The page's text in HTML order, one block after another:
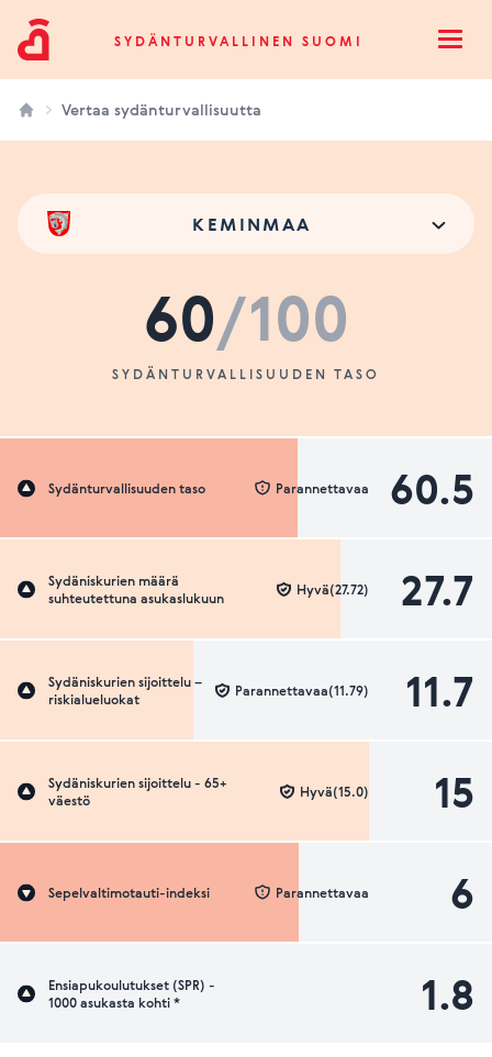
Sydänturvallinen SuomiSYDÄNTURVALLINEN SUOMI
Vertaa sydänturvallisuutta
KEMINMAA
60/100
SYDÄNTURVALLISUUDEN TASO
Sydänturvallisuuden taso 60.5
Parannettavaa
Sydäniskurien määrä
suhteutettuna asukaslukuun
27.7
Hyvä(27.72)
Sydäniskurien sijoittelu –
riskialueluokat
11.7
Parannettavaa(11.79)
Sydäniskurien sijoittelu - 65+
väestö
15
Hyvä(15.0)
Sepelvaltimotauti-indeksi 6
Parannettavaa
Ensiapukoulutukset (SPR) -
1000 asukasta kohti *
1.8